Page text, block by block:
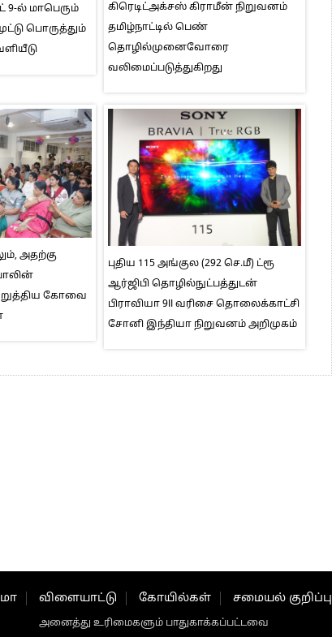
ல் மாபெரும்
பொருத்தும்
கிரெடிட்அக்சஸ் கிராமீன் நிறுவனம்
தமிழ்நாட்டில் பெண்
தொழில்முனைவோரை
வலிமைப்படுத்துகிறது
அதற்கு
கோவை
புதிய 115 அங்குல (292 செ.மீ) ட்ரூ
ஆர்ஜிபி தொழில்நுட்பத்துடன்
பிராவியா 9II வரிசை தொலைக்காட்சி
சோனி இந்தியா நிறுவனம் அறிமுகம்
விளையாட்டு கோயில்கள் சமையல் குறிப்பு
அனைத்து உரிமைகளும் பாதுகாக்கப்பட்டவை